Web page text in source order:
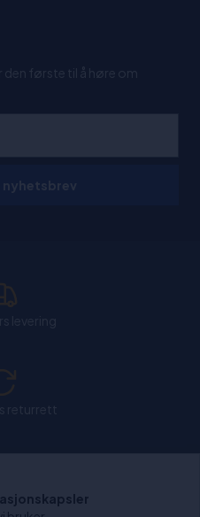
første til å høre om
fra kl. 11:00-15:30.